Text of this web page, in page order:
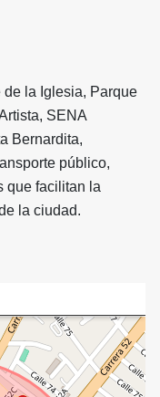
de la Iglesia, Parque
SENA
Bernardita,
público,
que facilitan la
la ciudad.